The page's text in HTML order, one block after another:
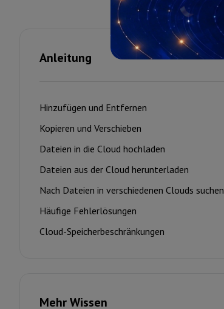
Anleitung
Hinzufügen und Entfernen
Kopieren und Verschieben
Dateien in die Cloud hochladen
Dateien aus der Cloud herunterladen
Nach Dateien in verschiedenen Clouds suchen
Häufige Fehlerlösungen
Cloud-Speicherbeschränkungen
Mehr Wissen